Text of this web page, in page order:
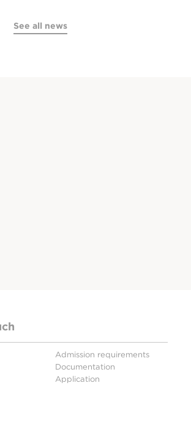
See all news
Admission requirements
Documentation
Application